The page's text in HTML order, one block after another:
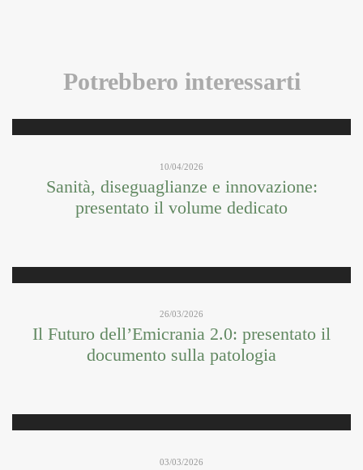
Potrebbero interessarti
10/04/2026
Sanità, diseguaglianze e innovazione:
presentato il volume dedicato
26/03/2026
Il Futuro dell’Emicrania 2.0: presentato il
documento sulla patologia
03/03/2026